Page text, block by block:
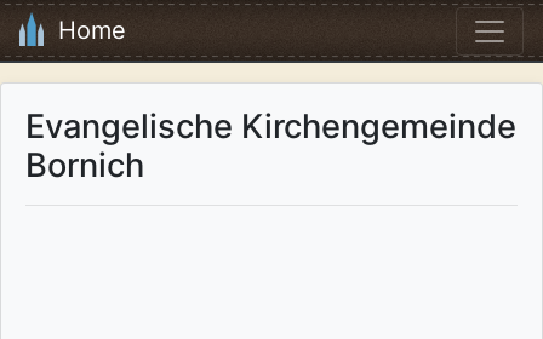
Home
Evangelische Kirchengemeinde
Bornich